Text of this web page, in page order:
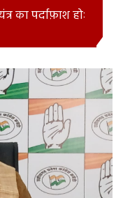
का पर्दाफ़ाश होः